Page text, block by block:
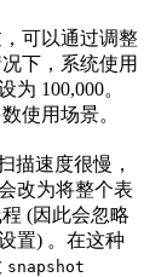
可以通过调整
下，系统使用
100,000。
使用场景。
描速度很慢，
改为将整个表
(因此会忽略
置) 。在这种
snapshot